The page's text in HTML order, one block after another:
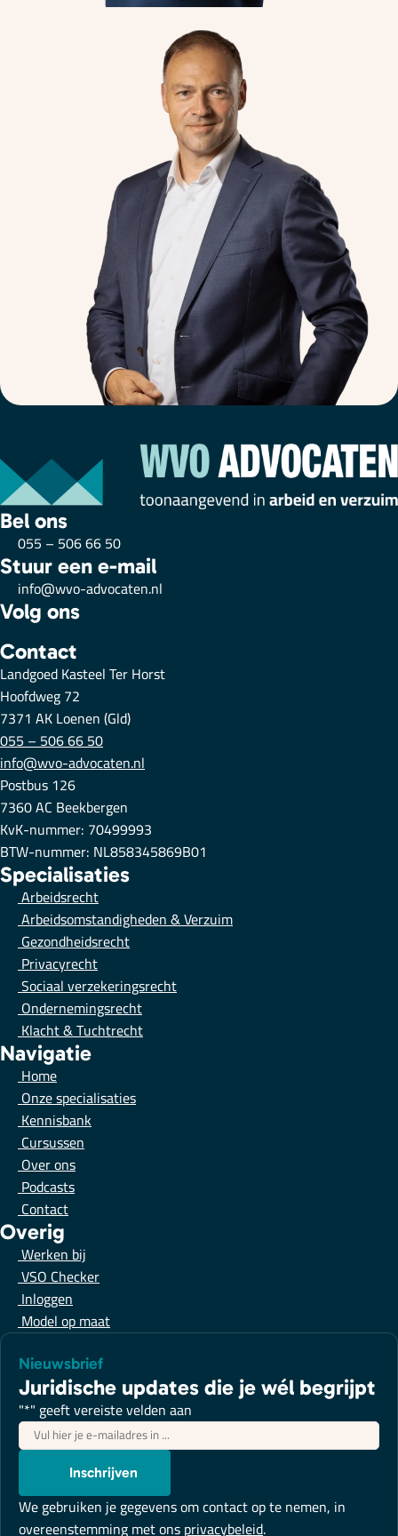
Bel ons
055 – 506 66 50
Stuur een e-mail
info@wvo-advocaten.nl
Volg ons
Contact
Landgoed Kasteel Ter Horst
Hoofdweg 72
7371 AK Loenen (Gld)
055 – 506 66 50
info@wvo-advocaten.nl
Postbus 126
7360 AC Beekbergen
KvK-nummer: 70499993
BTW-nummer: NL858345869B01
Specialisaties
Arbeidsrecht
Arbeidsomstandigheden & Verzuim
Gezondheidsrecht
Privacyrecht
Sociaal verzekeringsrecht
Ondernemingsrecht
Klacht & Tuchtrecht
Navigatie
Home
Onze specialisaties
Kennisbank
Cursussen
Over ons
Podcasts
Contact
Overig
Werken bij
VSO Checker
Inloggen
Model op maat
Nieuwsbrief
Juridische updates die je wél begrijpt
"*" geeft vereiste velden aan
E-
mailadres*
Inschrijven
We gebruiken je gegevens om contact op te nemen, in
overeenstemming met onsprivacybeleid.